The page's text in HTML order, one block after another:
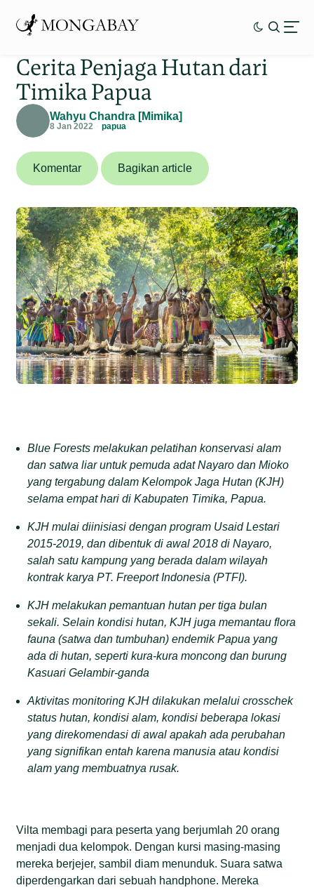
Cerita Penjaga Hutan dari
Timika Papua
Wahyu Chandra [Mimika]
8 Jan 2022 papua
Komentar Bagikan article
Blue Forests melakukan pelatihan konservasi alam
dan satwa liar untuk pemuda adat Nayaro dan Mioko
yang tergabung dalam Kelompok Jaga Hutan (KJH)
selama empat hari di Kabupaten Timika, Papua.
KJH mulai diinisiasi dengan program Usaid Lestari
2015-2019, dan dibentuk di awal 2018 di Nayaro,
salah satu kampung yang berada dalam wilayah
kontrak karya PT. Freeport Indonesia (PTFI).
KJH melakukan pemantuan hutan per tiga bulan
sekali. Selain kondisi hutan, KJH juga memantau flora
fauna (satwa dan tumbuhan) endemik Papua yang
ada di hutan, seperti kura-kura moncong dan burung
Kasuari Gelambir-ganda
Aktivitas monitoring KJH dilakukan melalui crosschek
status hutan, kondisi alam, kondisi beberapa lokasi
yang direkomendasi di awal apakah ada perubahan
yang signifikan entah karena manusia atau kondisi
alam yang membuatnya rusak.
Vilta membagi para peserta yang berjumlah 20 orang
menjadi dua kelompok. Dengan kursi masing-masing
mereka berjejer, sambil diam menunduk. Suara satwa
diperdengarkan dari sebuah handphone. Mereka